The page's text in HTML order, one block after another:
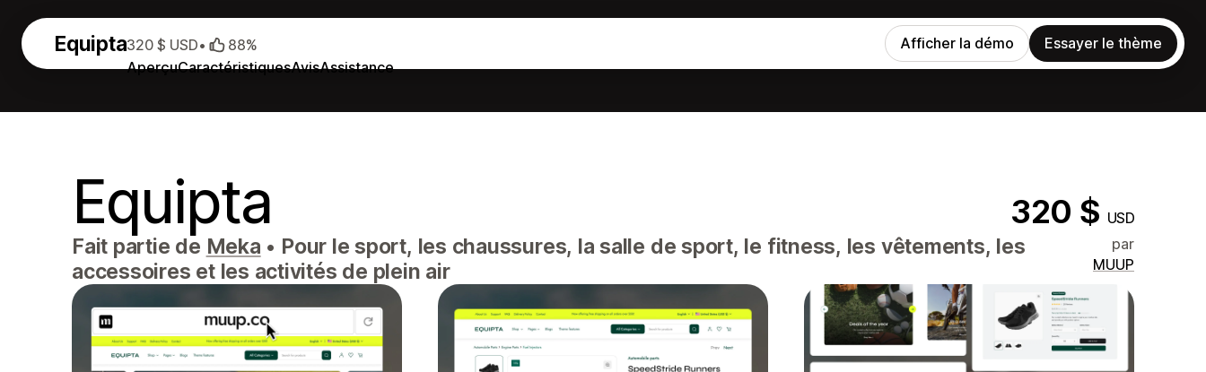
Equipta
AperçuCaractéristiquesAvisAssistance
320 $ USD• 88% Afficher la démo Essayer le thème
Equipta 320 $ USD
Fait partie de Meka • Pour le sport, les chaussures, la salle de sport, le fitness, les vêtements, les
accessoires et les activités de plein air
par
MUUP